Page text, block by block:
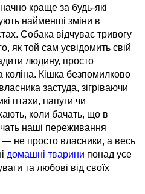
краще за будь-які
найменші зміни в
Собака відчуває тривогу
як той сам усвідомить свій
людину, просто
Кішка безпомилково
застуда, зігріваючи
птахи, папуги чи
коли бачать, що в
наші переживання
не просто власники, а весь
домашні тварини понад усе
та любові від своїх